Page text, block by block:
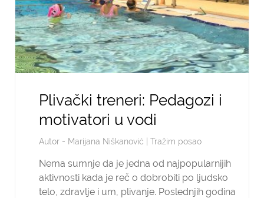
Plivački treneri: Pedagozi i
motivatori u vodi
Autor - Marijana Niškanović Tražim posao
Nema sumnje da je jedna od najpopularnijih
aktivnosti kada je reč o dobrobiti po ljudsko
telo, zdravlje i um, plivanje. Poslednjih godina